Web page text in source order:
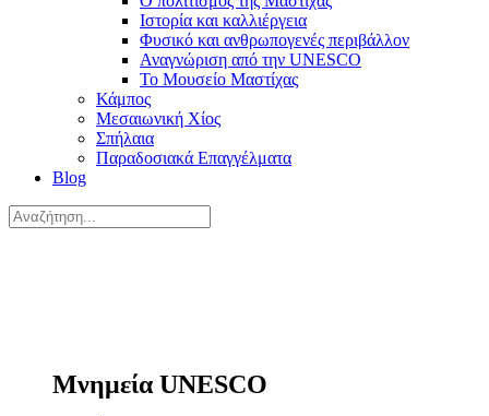
Ιστορία και καλλιέργεια
Φυσικό και ανθρωπογενές περιβάλλον
Αναγνώριση από την UNESCO
Το Μουσείο Μαστίχας
Κάμπος
Μεσαιωνική Χίος
Σπήλαια
Παραδοσιακά Επαγγέλματα
Blog
Μνημεία UNESCO